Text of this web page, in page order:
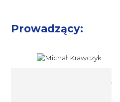
Prowadzący:
Ekspert podatkowy Michał